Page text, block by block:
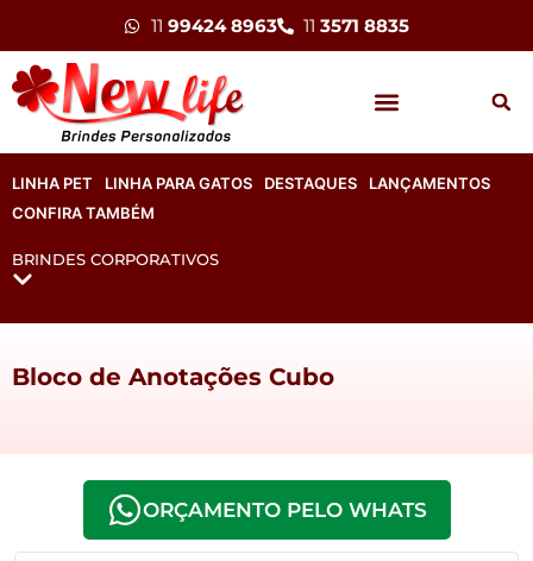
11 99424 8963 11 3571 8835
LINHA PET LINHA PARA GATOS DESTAQUES
LANÇAMENTOS
CONFIRA TAMBÉM
BRINDES CORPORATIVOS
Bloco de Anotações Cubo
ORÇAMENTO PELO WHATS